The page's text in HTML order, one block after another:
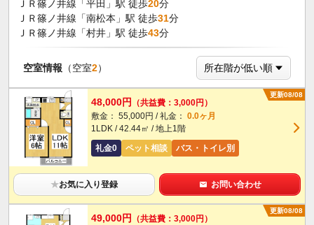
ＪＲ篠ノ井線「平田」駅 徒歩20分
ＪＲ篠ノ井線「南松本」駅 徒歩31分
ＪＲ篠ノ井線「村井」駅 徒歩43分
空室情報 （空室2）
更新08/08
48,000円
（共益費：3,000円）
敷金： 55,000円 / 礼金： 0.0ヶ月
1LDK / 42.44㎡ / 地上1階
礼金0
ペット相談 バス・トイレ別
★お気に入り登録 お問い合わせ
更新08/08
49,000円
（共益費：3,000円）